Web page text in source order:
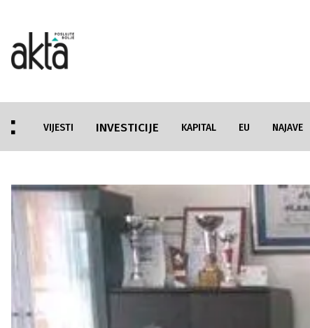
VIJESTI INVESTICIJE KAPITAL EU NAJAVE